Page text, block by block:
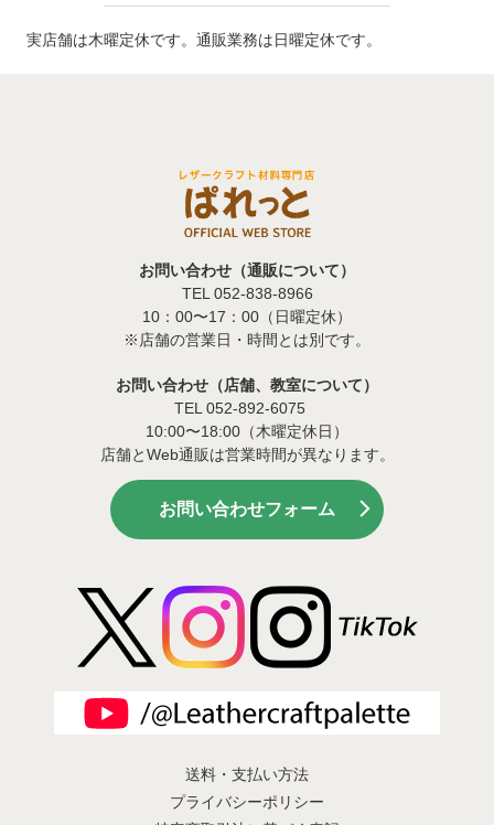
実店舗は木曜定休です。通販業務は日曜定休です。
お問い合わせ（通販について）
TEL 052-838-8966
10：00〜17：00（日曜定休）
※店舗の営業日・時間とは別です。
お問い合わせ（店舗、教室について）
TEL 052-892-6075
10:00〜18:00（木曜定休日）
店舗とWeb通販は営業時間が異なります。
お問い合わせフォーム
送料・支払い方法
プライバシーポリシー